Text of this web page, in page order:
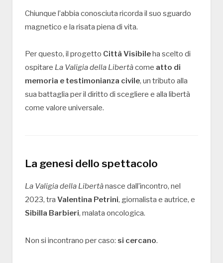
Chiunque l’abbia conosciuta ricorda il suo sguardo
magnetico e la risata piena di vita.
Per questo, il progetto Città Visibile ha scelto di
ospitare La Valigia della Libertàcome atto di
memoria e testimonianza civile, un tributo alla
sua battaglia per il diritto di scegliere e alla libertà
come valore universale.
La genesi dello spettacolo
La Valigia della Libertànasce dall’incontro, nel
2023, tra Valentina Petrini, giornalista e autrice, e
Sibilla Barbieri, malata oncologica.
Non si incontrano per caso: si cercano.